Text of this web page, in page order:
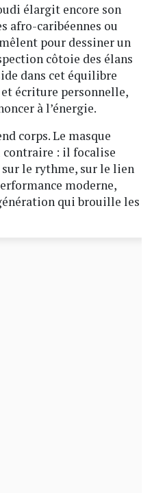
élargit encore son
afro-caribéennes ou
pour dessiner un
côtoie des élans
dans cet équilibre
écriture personnelle,
à l’énergie.
corps. Le masque
contraire : il focalise
le rythme, sur le lien
moderne,
qui brouille les